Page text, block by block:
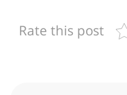
Rate this post